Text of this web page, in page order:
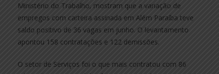
Ministério do Trabalho, mostram que a variação de
empregos com carteira assinada em Além Paraíba teve
saldo positivo de 36 vagas em junho. O levantamento
apontou 158 contratações e 122 demissões.
O setor de Serviços foi o que mais contratou com 86